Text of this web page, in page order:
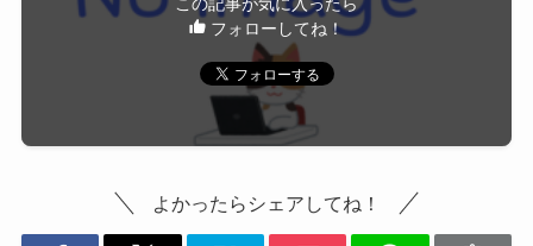
この記事が気に入ったら
フォローしてね！
よかったらシェアしてね！